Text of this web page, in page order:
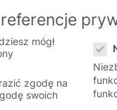
English
mógł
zgodę na
swoich